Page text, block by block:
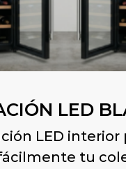
LED
LED
tu